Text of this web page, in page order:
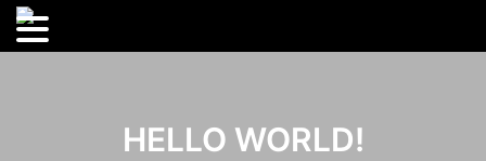
HELLO WORLD!